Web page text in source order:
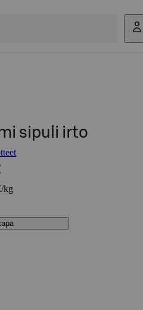
sipuli irto
kg